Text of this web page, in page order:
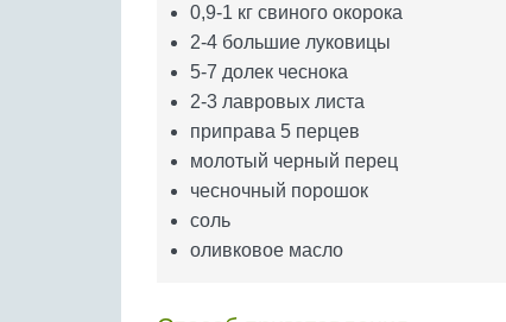
0,9-1 кг свиного окорока
2-4 большие луковицы
5-7 долек чеснока
2-3 лавровых листа
приправа 5 перцев
молотый черный перец
чесночный порошок
соль
оливковое масло